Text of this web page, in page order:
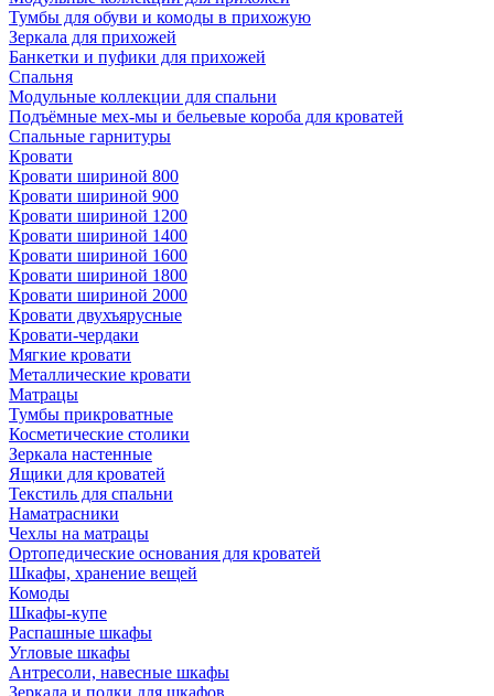
Тумбы для обуви и комоды в прихожую
Зеркала для прихожей
Банкетки и пуфики для прихожей
Спальня
Модульные коллекции для спальни
Подъёмные мех-мы и бельевые короба для кроватей
Спальные гарнитуры
Кровати
Кровати шириной 800
Кровати шириной 900
Кровати шириной 1200
Кровати шириной 1400
Кровати шириной 1600
Кровати шириной 1800
Кровати шириной 2000
Кровати двухъярусные
Кровати-чердаки
Мягкие кровати
Металлические кровати
Матрацы
Тумбы прикроватные
Косметические столики
Зеркала настенные
Ящики для кроватей
Текстиль для спальни
Наматрасники
Чехлы на матрацы
Ортопедические основания для кроватей
Шкафы, хранение вещей
Комоды
Шкафы-купе
Распашные шкафы
Угловые шкафы
Антресоли, навесные шкафы
Зеркала и полки для шкафов